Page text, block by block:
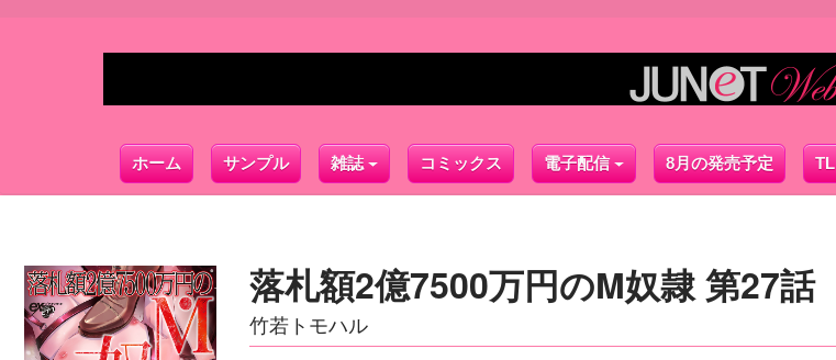
ホーム サンプル 雑誌 コミックス 電子配信 8月の発売予定 TL
落札額2億7500万円のM奴隷 第27話
竹若トモハル